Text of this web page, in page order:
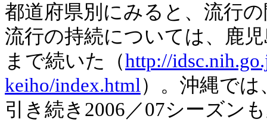
都道府県別にみると、流行
流行の持続については、鹿
まで続いた（http://
keiho/index.html ）。沖縄では
引き続き2006／07シーズン